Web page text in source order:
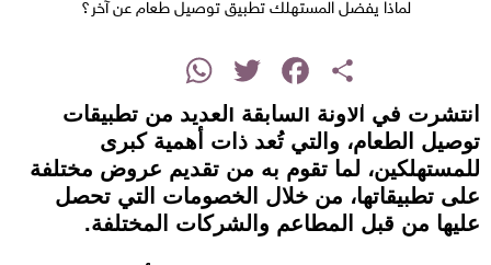
Share
Facebook
Twitter
WhatsApp
انتشرت في الآونة السابقة العديد من تطبيقات
توصيل الطعام، والتي تُعد ذات أهمية كبرى
للمستهلكين، لما تقوم به من تقديم عروض مختلفة
على تطبيقاتها، من خلال الخصومات التي تحصل
عليها من قبل المطاعم والشركات المختلفة.